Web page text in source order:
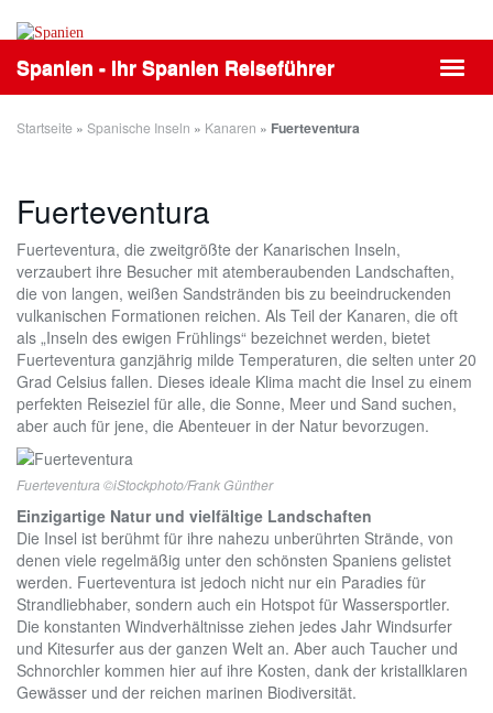
content
Spanien - Ihr Spanien Reiseführer
Startseite » Spanische Inseln » Kanaren » Fuerteventura
Fuerteventura
Fuerteventura, die zweitgrößte der Kanarischen Inseln,
verzaubert ihre Besucher mit atemberaubenden Landschaften,
die von langen, weißen Sandstränden bis zu beeindruckenden
vulkanischen Formationen reichen. Als Teil der Kanaren, die oft
als „Inseln des ewigen Frühlings“ bezeichnet werden, bietet
Fuerteventura ganzjährig milde Temperaturen, die selten unter 20
Grad Celsius fallen. Dieses ideale Klima macht die Insel zu einem
perfekten Reiseziel für alle, die Sonne, Meer und Sand suchen,
aber auch für jene, die Abenteuer in der Natur bevorzugen.
Fuerteventura ©iStockphoto/Frank Günther
Einzigartige Natur und vielfältige Landschaften
Die Insel ist berühmt für ihre nahezu unberührten Strände, von
denen viele regelmäßig unter den schönsten Spaniens gelistet
werden. Fuerteventura ist jedoch nicht nur ein Paradies für
Strandliebhaber, sondern auch ein Hotspot für Wassersportler.
Die konstanten Windverhältnisse ziehen jedes Jahr Windsurfer
und Kitesurfer aus der ganzen Welt an. Aber auch Taucher und
Schnorchler kommen hier auf ihre Kosten, dank der kristallklaren
Gewässer und der reichen marinen Biodiversität.